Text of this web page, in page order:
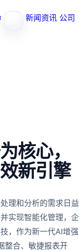
新闻资讯 公司
核心，
新引擎
理和分析的需求日益
实现智能化管理，企
，作为新一代AI增强
整合、敏捷报表开